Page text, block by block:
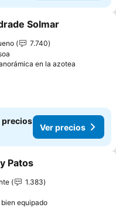
a favoritos
Solmar
7.740
en la azotea
precios
Ver precios
a favoritos
Patos
1.383
equipadoVer precios